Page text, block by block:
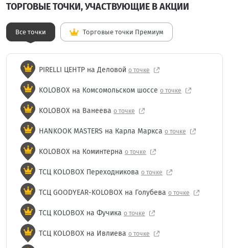
ТОРГОВЫЕ ТОЧКИ, УЧАСТВУЮЩИЕ В АКЦИИ
Все точки Торговые точки Премиум
PIRELLI ЦЕНТР на Деловой о точке
KOLOBOX на Комсомольском шоссе о точке
KOLOBOX на Ванеева о точке
HANKOOK MASTERS на Карла Маркса о точке
KOLOBOX на Коминтерна о точке
ТСЦ KOLOBOX Переходникова о точке
ТСЦ GOODYEAR-KOLOBOX на Голубева о точке
ТСЦ KOLOBOX на Фучика о точке
ТСЦ KOLOBOX на Ивлиева о точке